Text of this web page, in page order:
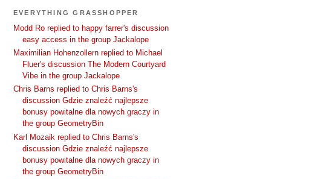
EVERYTHING GRASSHOPPER
Modd Ro replied to happy farrer's discussion
easy access in the group Jackalope
Maximilian Hohenzollern replied to Michael
Fluer's discussion The Modern Courtyard
Vibe in the group Jackalope
Chris Barns replied to Chris Barns's
discussion Gdzie znaleźć najlepsze
bonusy powitalne dla nowych graczy in
the group GeometryBin
Karl Mozaik replied to Chris Barns's
discussion Gdzie znaleźć najlepsze
bonusy powitalne dla nowych graczy in
the group GeometryBin